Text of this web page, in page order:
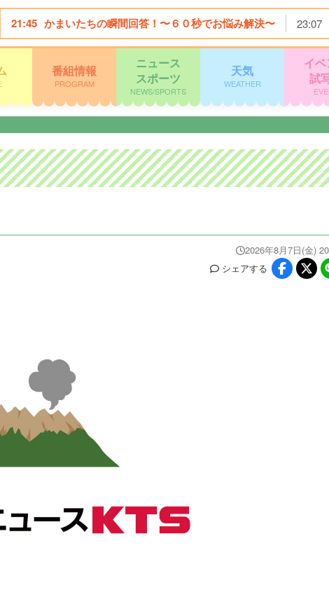
21:45 かまいたちの瞬間回答！〜６０秒でお悩み解決〜 23:07
番組情報
PROGRAM
ニュース
スポーツ
NEWS/SPORTS
天気
WEATHER
イ
試
2026年8月7日(金)
シェアする